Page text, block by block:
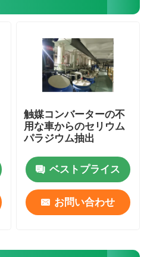
触媒コンバーターの不
用な車からのセリウム
パラジウム抽出
ベストプライス
お問い合わせ